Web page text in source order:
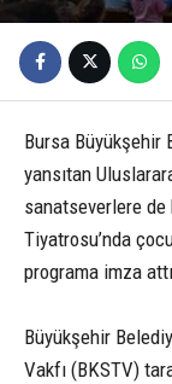
Bursa Büyükşehir
yansıtan
sanatseverlere de
Tiyatrosu’nda
programa imza
Büyükşehir
Vakfı (BKSTV)